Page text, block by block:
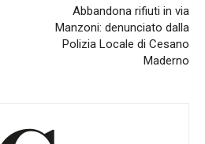
Abbandona rifiuti in via
Manzoni: denunciato dalla
Polizia Locale di Cesano
Maderno